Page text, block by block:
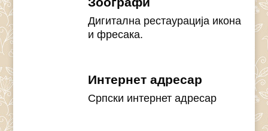
Дигитална рестаурација икона
и фресака.
Интернет адресар
Српски интернет адресар